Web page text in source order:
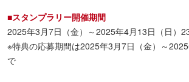
■スタンプラリー開催期間
2025年3月7日（金）～2025年4月13日（日）
※特典の応募期間は2025年3月7日（金）～
で